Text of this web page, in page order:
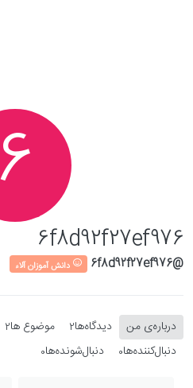
6
6f8d92f27ef976
@6f8d92f27ef976 دانش آموزان آلاء
درباره‌‌ی من دیدگاه‌ها2 موضوع ها2
دنبال‌کننده‌ها0 دنبال‌شونده‌ها0